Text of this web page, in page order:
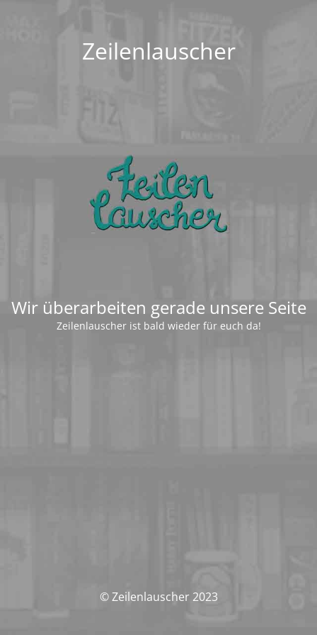
Zeilenlauscher
Wir überarbeiten gerade unsere Seite
Zeilenlauscher ist bald wieder für euch da!
© Zeilenlauscher 2023